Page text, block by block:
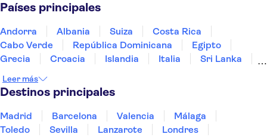
Países principales
Andorra Albania Suiza
Costa Rica
Cabo Verde
República Dominicana
Egipto
Grecia
Croacia Islandia Italia
Sri Lanka
Portugal
Tailandia
Leer más
Destinos principales
Madrid Barcelona Valencia
Málaga
Toledo
Sevilla Lanzarote
Londres